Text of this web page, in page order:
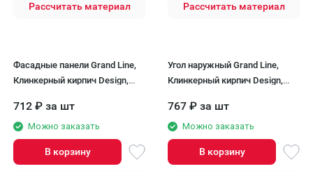
Рассчитать материал Рассчитать материал
Фасадные панели Grand Line,
Клинкерный кирпич Design,
712 ₽ за шт
Можно заказать
В корзину
Угол наружный Grand Line,
Клинкерный кирпич Design,
767 ₽ за шт
Можно заказать
В корзину